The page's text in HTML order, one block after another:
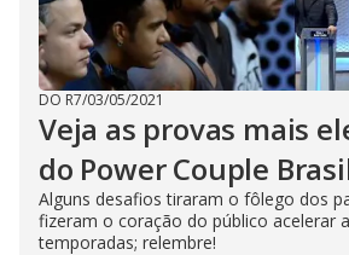
DO R7/03/05/2021
Veja as provas mais
do Power Couple
Alguns desafios tiraram o fôlego dos
fizeram o coração do público acelerar
temporadas; relembre!